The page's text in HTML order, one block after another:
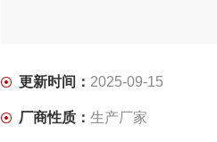
更新时间： 2025-09-15
厂商性质： 生产厂家